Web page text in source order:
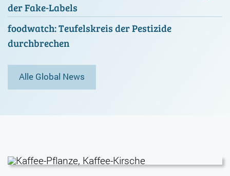
der Fake-Labels
foodwatch: Teufelskreis der Pestizide
durchbrechen
Alle Global News